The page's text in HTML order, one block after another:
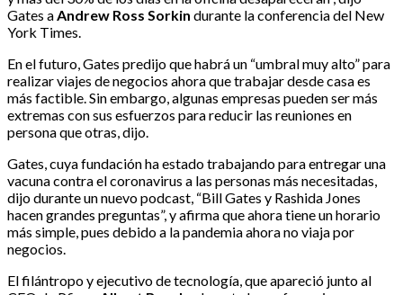
Gates a Andrew Ross Sorkin durante la conferencia del New
York Times.
En el futuro, Gates predijo que habrá un “umbral muy alto” para
realizar viajes de negocios ahora que trabajar desde casa es
más factible. Sin embargo, algunas empresas pueden ser más
extremas con sus esfuerzos para reducir las reuniones en
persona que otras, dijo.
Gates, cuya fundación ha estado trabajando para entregar una
vacuna contra el coronavirus a las personas más necesitadas,
dijo durante un nuevo podcast, “Bill Gates y Rashida Jones
hacen grandes preguntas”, y afirma que ahora tiene un horario
más simple, pues debido a la pandemia ahora no viaja por
negocios.
El filántropo y ejecutivo de tecnología, que apareció junto al